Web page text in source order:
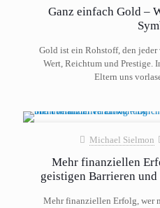
Ganz einfach Gold –
Gold ist ein Rohstoff, den
Wert, Reichtum und Prestige.
Eltern uns
Michael Sielmon
Mehr finanziellen
geistigen Barrieren
Mehr finanziellen Erfolg, wer